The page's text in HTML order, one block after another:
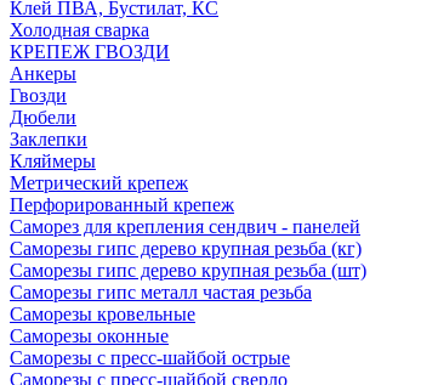
Клей ПВА, Бустилат, КС
Холодная сварка
КРЕПЕЖ ГВОЗДИ
Анкеры
Гвозди
Дюбели
Заклепки
Кляймеры
Метрический крепеж
Перфорированный крепеж
Саморез для крепления сендвич - панелей
Саморезы гипс дерево крупная резьба (кг)
Саморезы гипс дерево крупная резьба (шт)
Саморезы гипс металл частая резьба
Саморезы кровельные
Саморезы оконные
Саморезы с пресс-шайбой острые
Саморезы с пресс-шайбой сверло